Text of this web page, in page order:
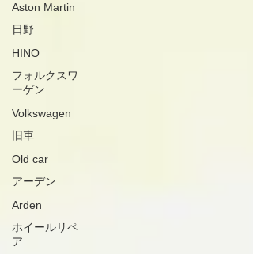
Aston Martin
日野
HINO
フォルクスワ
ーゲン
Volkswagen
旧車
Old car
アーデン
Arden
ホイールリペ
ア